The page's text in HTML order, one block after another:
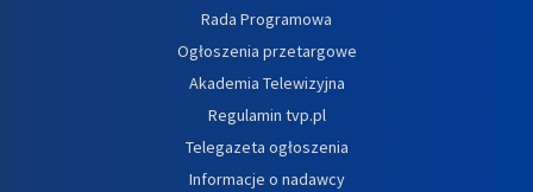
Rada Programowa
Ogłoszenia przetargowe
Akademia Telewizyjna
Regulamin tvp.pl
Telegazeta ogłoszenia
Informacje o nadawcy